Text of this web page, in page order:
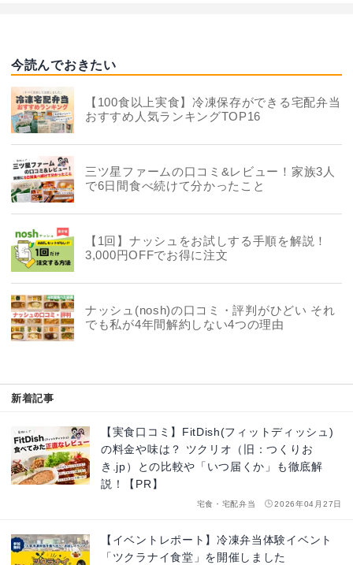
今読んでおきたい
【100食以上実食】冷凍保存ができる宅配弁当
おすすめ人気ランキングTOP16
三ツ星ファームの口コミ&レビュー！家族3人
で6日間食べ続けて分かったこと
【1回】ナッシュをお試しする手順を解説！
3,000円OFFでお得に注文
ナッシュ(nosh)の口コミ・評判がひどい それ
でも私が4年間解約しない4つの理由
新着記事
【実食口コミ】FitDish(フィットディッシュ)
の料金や味は？ ツクリオ（旧：つくりお
き.jp）との比較や「いつ届くか」も徹底解
説！【PR】
宅食・宅配弁当 2026年04月27日
【イベントレポート】冷凍弁当体験イベント
「ツクラナイ食堂」を開催しました